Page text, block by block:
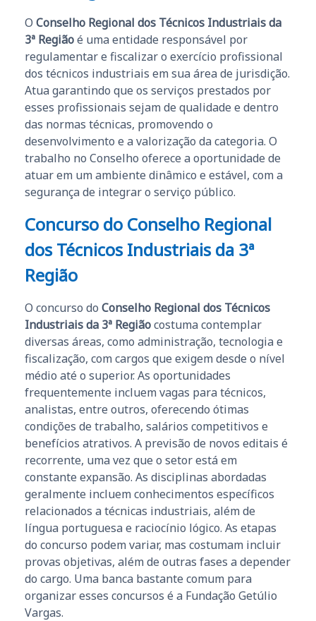
O Conselho Regional dos Técnicos Industriais da
3ª Regiãoé uma entidade responsável por
regulamentar e fiscalizar o exercício profissional
dos técnicos industriais em sua área de jurisdição.
Atua garantindo que os serviços prestados por
esses profissionais sejam de qualidade e dentro
das normas técnicas, promovendo o
desenvolvimento e a valorização da categoria. O
trabalho no Conselho oferece a oportunidade de
atuar em um ambiente dinâmico e estável, com a
segurança de integrar o serviço público.
Concurso do Conselho Regional
dos Técnicos Industriais da 3ª
Região
O concurso do Conselho Regional dos Técnicos
Industriais da 3ª Regiãocostuma contemplar
diversas áreas, como administração, tecnologia e
fiscalização, com cargos que exigem desde o nível
médio até o superior. As oportunidades
frequentemente incluem vagas para técnicos,
analistas, entre outros, oferecendo ótimas
condições de trabalho, salários competitivos e
benefícios atrativos. A previsão de novos editais é
recorrente, uma vez que o setor está em
constante expansão. As disciplinas abordadas
geralmente incluem conhecimentos específicos
relacionados a técnicas industriais, além de
língua portuguesa e raciocínio lógico. As etapas
do concurso podem variar, mas costumam incluir
provas objetivas, além de outras fases a depender
do cargo. Uma banca bastante comum para
organizar esses concursos é a Fundação Getúlio
Vargas.